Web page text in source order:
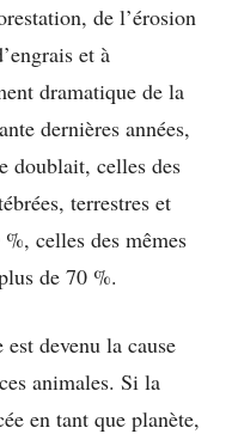
de l’érosion
et à
dramatique de la
dernières années,
doublait, celles des
terrestres et
celles des mêmes
de 70 %.
devenu la cause
animales. Si la
en tant que planète,